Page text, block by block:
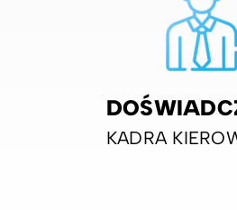
KADRA